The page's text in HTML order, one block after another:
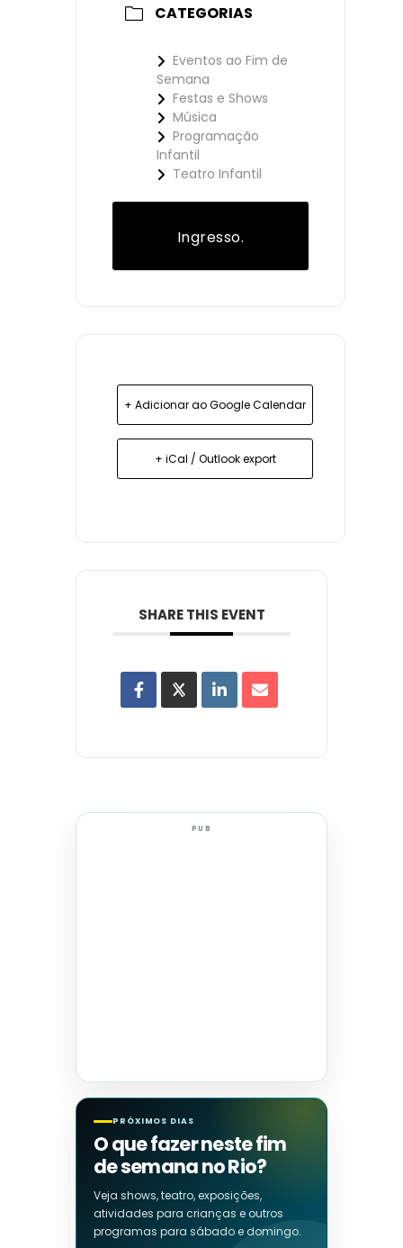
CATEGORIAS
Eventos ao Fim de
Semana
Festas e Shows
Música
Programação
Infantil
Teatro Infantil
Ingresso.
+ Adicionar ao Google Calendar
+ iCal / Outlook export
SHARE THIS EVENT
PUB
PRÓXIMOS DIAS
O que fazer neste fim
de semana no Rio?
Veja shows, teatro, exposições,
atividades para crianças e outros
programas para sábado e domingo.